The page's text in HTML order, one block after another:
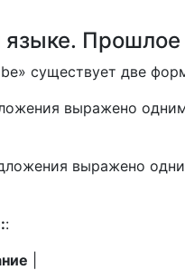
существует две
выражено
выражено
: